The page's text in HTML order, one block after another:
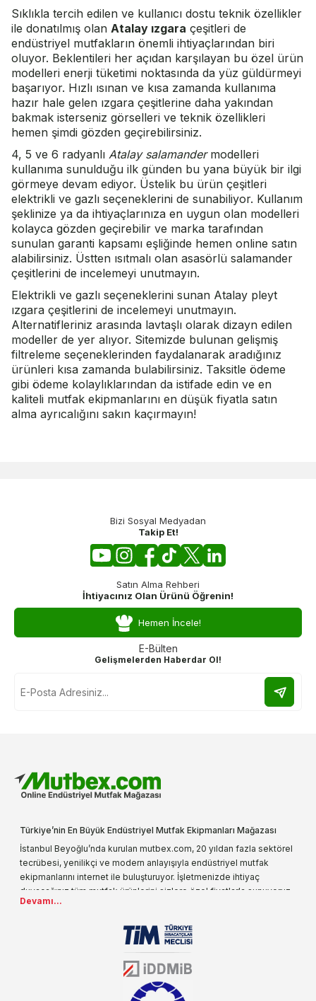
Sıklıkla tercih edilen ve kullanıcı dostu teknik özellikler
ile donatılmış olan Atalay ızgara çeşitleri de
endüstriyel mutfakların önemli ihtiyaçlarından biri
oluyor. Beklentileri her açıdan karşılayan bu özel ürün
modelleri enerji tüketimi noktasında da yüz güldürmeyi
başarıyor. Hızlı ısınan ve kısa zamanda kullanıma
hazır hale gelen ızgara çeşitlerine daha yakından
bakmak isterseniz görselleri ve teknik özellikleri
hemen şimdi gözden geçirebilirsiniz.
4, 5 ve 6 radyanlı Atalay salamandermodelleri
kullanıma sunulduğu ilk günden bu yana büyük bir ilgi
görmeye devam ediyor. Üstelik bu ürün çeşitleri
elektrikli ve gazlı seçeneklerini de sunabiliyor. Kullanım
şeklinize ya da ihtiyaçlarınıza en uygun olan modelleri
kolayca gözden geçirebilir ve marka tarafından
sunulan garanti kapsamı eşliğinde hemen online satın
alabilirsiniz. Üstten ısıtmalı olan asasörlü salamander
çeşitlerini de incelemeyi unutmayın.
Elektrikli ve gazlı seçeneklerini sunan Atalay pleyt
ızgara çeşitlerini de incelemeyi unutmayın.
Alternatifleriniz arasında lavtaşlı olarak dizayn edilen
modeller de yer alıyor. Sitemizde bulunan gelişmiş
filtreleme seçeneklerinden faydalanarak aradığınız
ürünleri kısa zamanda bulabilirsiniz. Taksitle ödeme
gibi ödeme kolaylıklarından da istifade edin ve en
kaliteli mutfak ekipmanlarını en düşük fiyatla satın
alma ayrıcalığını sakın kaçırmayın!
Bizi Sosyal Medyadan
Takip Et!
Satın Alma Rehberi
İhtiyacınız Olan Ürünü Öğrenin!
Hemen İncele!
E-Bülten
Gelişmelerden Haberdar Ol!
Türkiye’nin En Büyük Endüstriyel Mutfak Ekipmanları Mağazası
İstanbul Beyoğlu’nda kurulan mutbex.com, 20 yıldan fazla sektörel
tecrübesi, yenilikçi ve modern anlayışıyla endüstriyel mutfak
ekipmanlarını internet ile buluşturuyor. İşletmenizde ihtiyaç
duyacağınız tüm mutfak ürünlerini sizlere özel fiyatlarla sunuyoruz.
Endüstriyel mutfak malzemesi deyince akla gelen ilk adreslerden
sektörün farklı alanlarında da faliyet gösteren mutbex.com,
Öztiryakiler resmi bayisidir. Öztiryakiler ürünleri üzerinde büyük bir
donanıma sahip ekibi ile müşterilerine koşulsuz destek sunan
mutbex.com ile endüstriyel mutfak malzemeleri konusunda
alacağınız hizmet standartların her zaman üstünde olacaktır.
Devamı...